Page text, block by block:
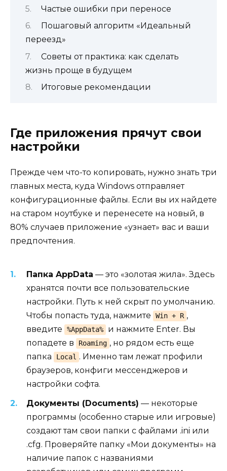
Частые ошибки при переносе
Пошаговый алгоритм «Идеальный
переезд»
Советы от практика: как сделать
жизнь проще в будущем
Итоговые рекомендации
Где приложения прячут свои
настройки
Прежде чем что-то копировать, нужно знать три
главных места, куда Windows отправляет
конфигурационные файлы. Если вы их найдете
на старом ноутбуке и перенесете на новый, в
80% случаев приложение «узнает» вас и ваши
предпочтения.
Папка AppData — это «золотая жила». Здесь
хранятся почти все пользовательские
настройки. Путь к ней скрыт по умолчанию.
Чтобы попасть туда, нажмите
Win + R ,
введите
%AppData%
и нажмите Enter. Вы
попадете в
Roaming , но рядом есть еще
папка
Local . Именно там лежат профили
браузеров, конфиги мессенджеров и
настройки софта.
Документы (Documents) — некоторые
программы (особенно старые или игровые)
создают там свои папки с файлами .ini или
.cfg. Проверяйте папку «Мои документы» на
наличие папок с названиями